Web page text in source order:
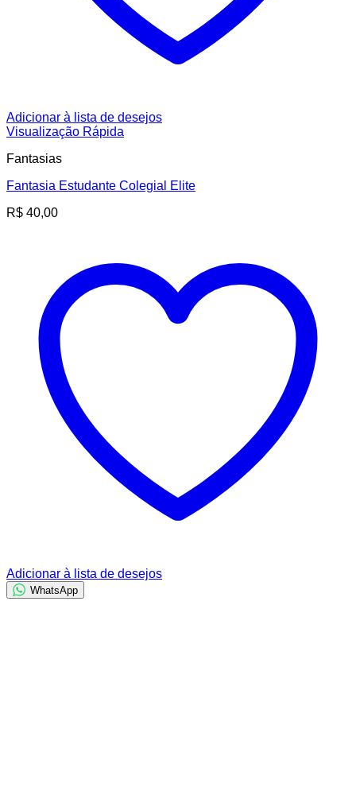
Adicionar à lista de desejos
Visualização Rápida
Fantasias
Fantasia Estudante Colegial Elite
R$ 40,00
Adicionar à lista de desejos
WhatsApp